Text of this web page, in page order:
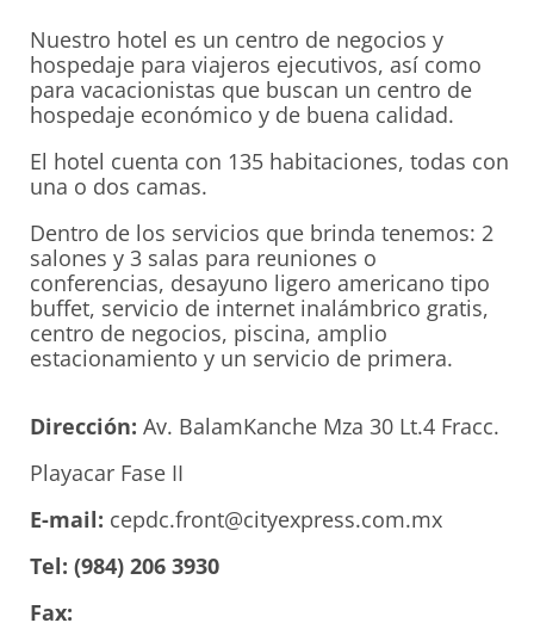
Nuestro hotel es un centro de negocios y
hospedaje para viajeros ejecutivos, así como
para vacacionistas que buscan un centro de
hospedaje económico y de buena calidad.
El hotel cuenta con 135 habitaciones, todas con
una o dos camas.
Dentro de los servicios que brinda tenemos: 2
salones y 3 salas para reuniones o
conferencias, desayuno ligero americano tipo
buffet, servicio de internet inalámbrico gratis,
centro de negocios, piscina, amplio
estacionamiento y un servicio de primera.
Dirección: Av. BalamKanche Mza 30 Lt.4 Fracc.
Playacar Fase II
E-mail: cepdc.front@cityexpress.com.mx
Tel: (984) 206 3930
Fax: